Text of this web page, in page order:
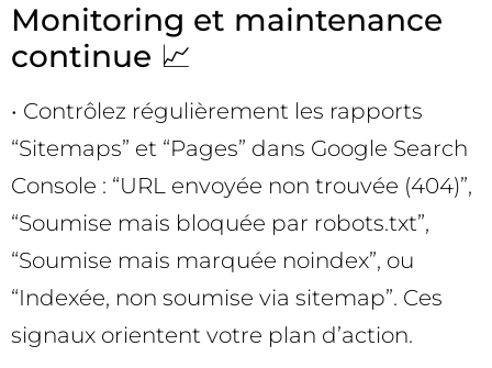
Monitoring et maintenance
continue 📈
• Contrôlez régulièrement les rapports
“Sitemaps” et “Pages” dans Google Search
Console : “URL envoyée non trouvée (404)”,
“Soumise mais bloquée par robots.txt”,
“Soumise mais marquée noindex”, ou
“Indexée, non soumise via sitemap”. Ces
signaux orientent votre plan d’action.